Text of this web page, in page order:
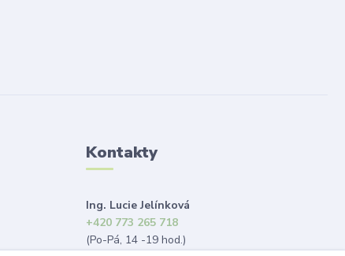
Kontakty
Ing. Lucie Jelínková
+420 773 265 718
(Po-Pá, 14 -19 hod.)